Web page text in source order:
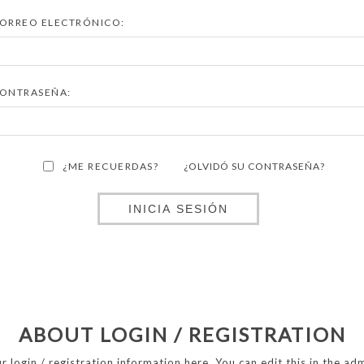
ELECTRÓNICO:
¿ME RECUERDAS? ¿OLVIDÓ SU CONTRASEÑA?
INICIA SESIÓN
ABOUT LOGIN / REGISTRATION